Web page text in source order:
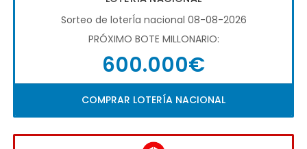
Sorteo de loterÍa nacional 08-08-2026
PRÓXIMO BOTE MILLONARIO:
600.000€
COMPRAR LOTERÍA NACIONAL